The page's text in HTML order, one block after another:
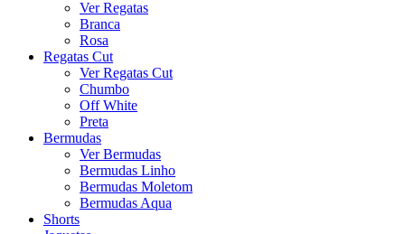
Ver Regatas
Branca
Rosa
Regatas Cut
Ver Regatas Cut
Chumbo
Off White
Preta
Bermudas
Ver Bermudas
Bermudas Linho
Bermudas Moletom
Bermudas Aqua
Shorts